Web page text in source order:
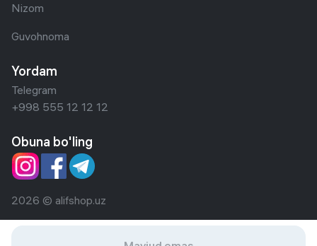
Nizom
Guvohnoma
Yordam
Telegram
+998 555 12 12 12
Obuna bo'ling
2026 © alifshop.uz